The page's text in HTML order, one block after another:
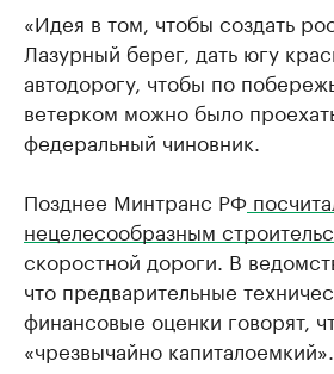
«Идея в том, чтобы создать
Лазурный берег, дать югу
автодорогу, чтобы по
ветерком можно было
федеральный чиновник.
Позднее Минтранс РФ
нецелесообразным
скоростной дороги. В
что предварительные
финансовые оценки говорят,
«чрезвычайно